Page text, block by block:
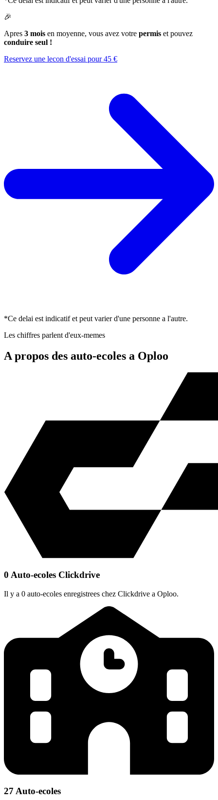
🎉
Apres 3 mois en moyenne, vous avez votre permis et pouvez
conduire seul !
Reservez une lecon d'essai pour 45 €
*Ce delai est indicatif et peut varier d'une personne a l'autre.
Les chiffres parlent d'eux-memes
A propos des auto-ecoles a Oploo
0 Auto-ecoles Clickdrive
Il y a 0 auto-ecoles enregistrees chez Clickdrive a Oploo.
27 Auto-ecoles